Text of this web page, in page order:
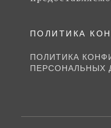
ПОЛИТИКА
ПОЛИТИКА
ПЕРСОНАЛЬНЫХ